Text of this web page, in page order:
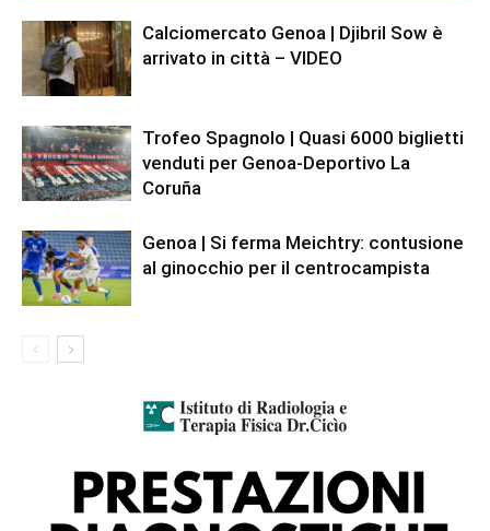
Calciomercato Genoa | Djibril Sow è
arrivato in città – VIDEO
Trofeo Spagnolo | Quasi 6000 biglietti
venduti per Genoa-Deportivo La
Coruña
Genoa | Si ferma Meichtry: contusione
al ginocchio per il centrocampista